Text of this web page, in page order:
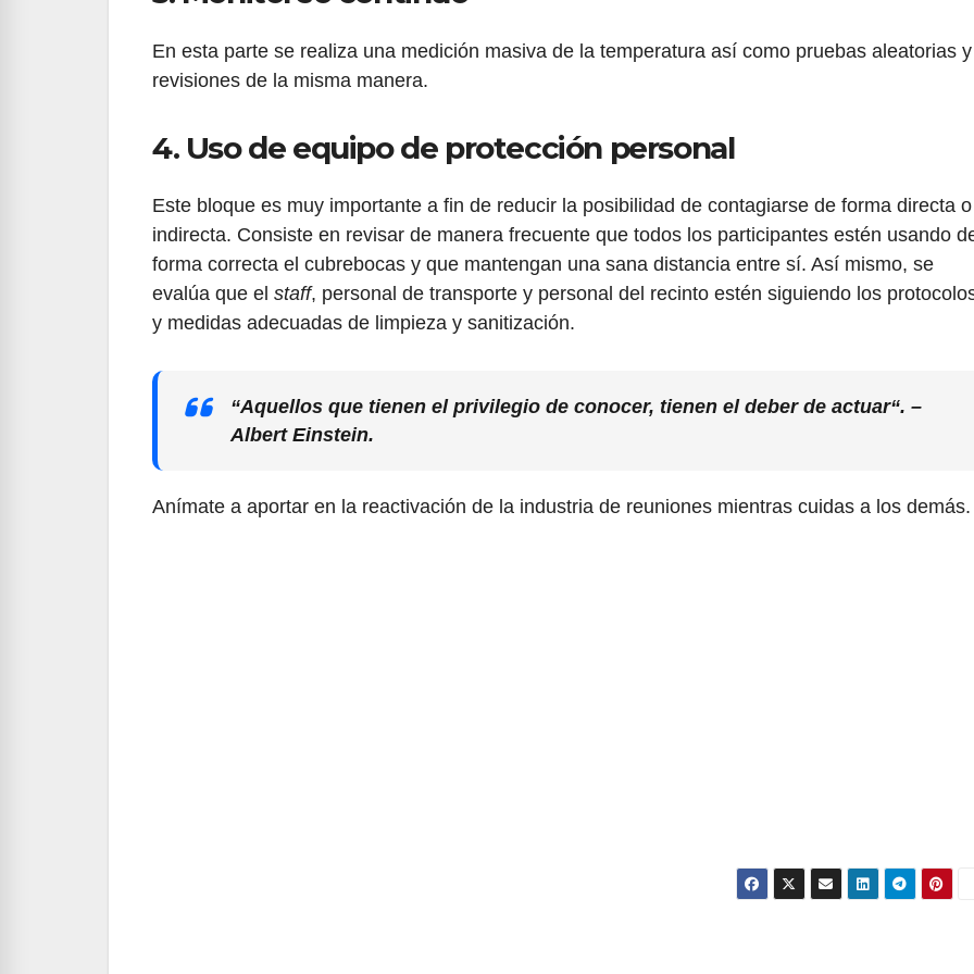
En esta parte se realiza una medición masiva de la temperatura así como pruebas aleatorias y
revisiones de la misma manera.
4. Uso de equipo de protección personal
Este bloque es muy importante a fin de reducir la posibilidad de contagiarse de forma directa o
indirecta. Consiste en revisar de manera frecuente que todos los participantes estén usando
forma correcta el cubrebocas y que mantengan una sana distancia entre sí. Así mismo, se
evalúa que el staff, personal de transporte y personal del recinto estén siguiendo los
y medidas adecuadas de limpieza y sanitización.
“Aquellos que tienen el privilegio de conocer, tienen el deber de actuar“. –
Albert Einstein.
Anímate a aportar en la reactivación de la industria de reuniones mientras cuidas a los demás.